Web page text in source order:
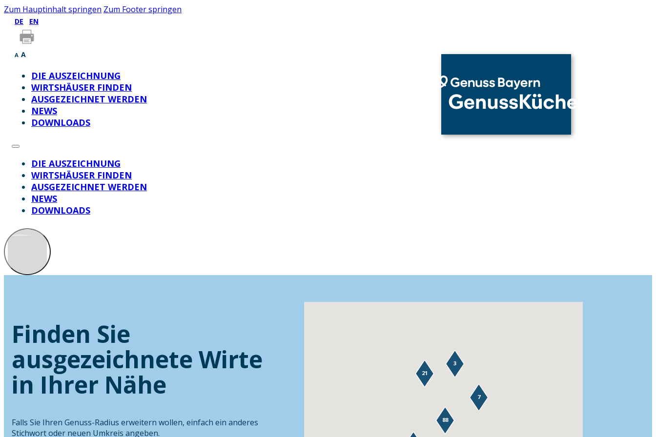
Zum Hauptinhalt springen Zum Footer springen
DE EN
A A
DIE AUSZEICHNUNG
WIRTSHÄUSER FINDEN
AUSGEZEICHNET WERDEN
NEWS
DOWNLOADS
DIE AUSZEICHNUNG
WIRTSHÄUSER FINDEN
AUSGEZEICHNET WERDEN
NEWS
DOWNLOADS
Finden Sie
ausgezeichnete Wirte
in Ihrer Nähe
Falls Sie Ihren Genuss-Radius erweitern wollen, einfach ein anderes
Stichwort oder neuen Umkreis angeben.
88
7
21
3